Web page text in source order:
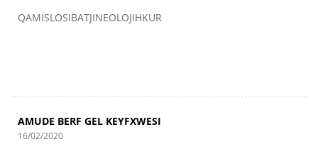
QAMISLOSIBATJINEOLOJIHKUR
AMUDE BERF GEL KEYFXWESI
16/02/2020